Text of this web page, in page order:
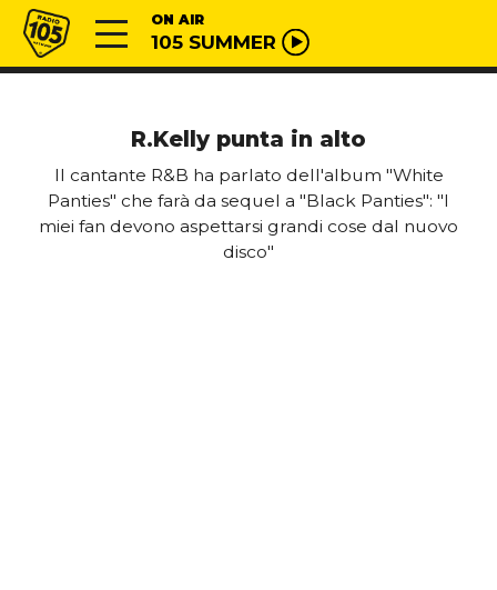
Vai al contenuto
Radio 105 ON AIR
105 SUMMER
R.Kelly punta in alto
Il cantante R&B ha parlato dell'album "White
Panties" che farà da sequel a "Black Panties": "I
miei fan devono aspettarsi grandi cose dal nuovo
disco"